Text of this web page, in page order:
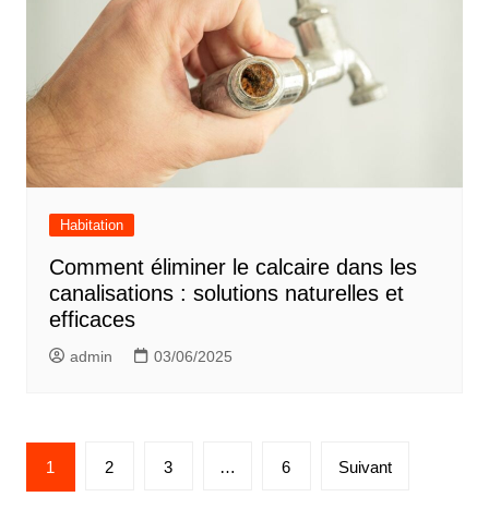
Habitation
Comment éliminer le calcaire dans les
canalisations : solutions naturelles et
efficaces
admin 03/06/2025
Pagination
des
1 2 3 … 6 Suivant